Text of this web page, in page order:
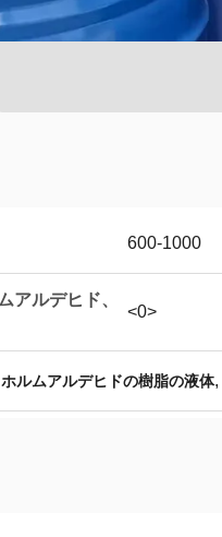
600-1000
アルデヒド、
<0>
ルムアルデヒドの樹脂の液体,